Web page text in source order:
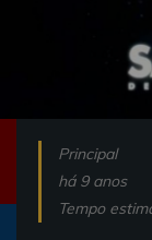
Principal
há 9 anos
Tempo